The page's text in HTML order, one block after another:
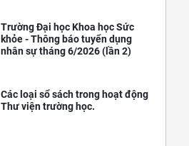
Trường Đại học Khoa học Sức
khỏe - Thông báo tuyển dụng
nhân sự tháng 6/2026 (lần 2)
Các loại sổ sách trong hoạt động
Thư viện trường học.